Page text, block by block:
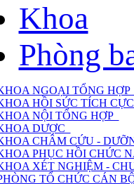
Khoa
Phòng
NGOẠI TỔNG HỢP
HỒI SỨC TÍCH
NỘI TỔNG HỢP
DƯỢC
CHÂM CỨU -
PHỤC HỒI CHỨC
XÉT NGHIỆM -
TỔ CHỨC CÁN